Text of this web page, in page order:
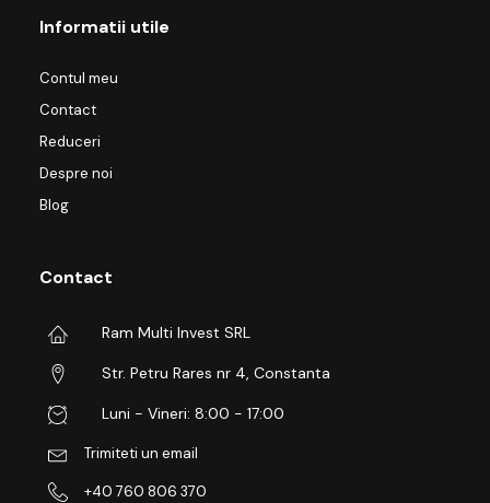
Informatii utile
Contul meu
Contact
Reduceri
Despre noi
Blog
Contact
Ram Multi Invest SRL
Str. Petru Rares nr 4, Constanta
Luni - Vineri: 8:00 - 17:00
Trimiteti un email
+40 760 806 370